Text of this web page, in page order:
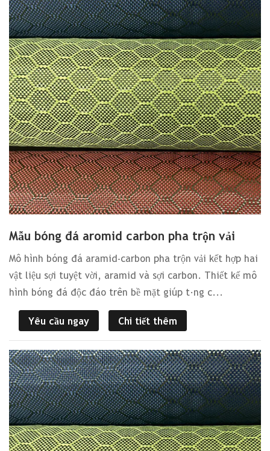
Mẫu bóng đá aromid carbon pha trộn vải
Mô hình bóng đá aramid-carbon pha trộn vải kết hợp hai
vật liệu sợi tuyệt vời, aramid và sợi carbon. Thiết kế mô
hình bóng đá độc đáo trên bề mặt giúp tăng c...
Yêu cầu ngay Chi tiết thêm